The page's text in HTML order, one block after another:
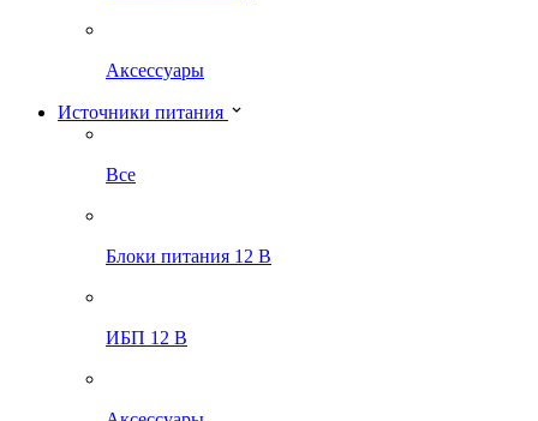
Аксессуары
Источники питания
Все
Блоки питания 12 В
ИБП 12 В